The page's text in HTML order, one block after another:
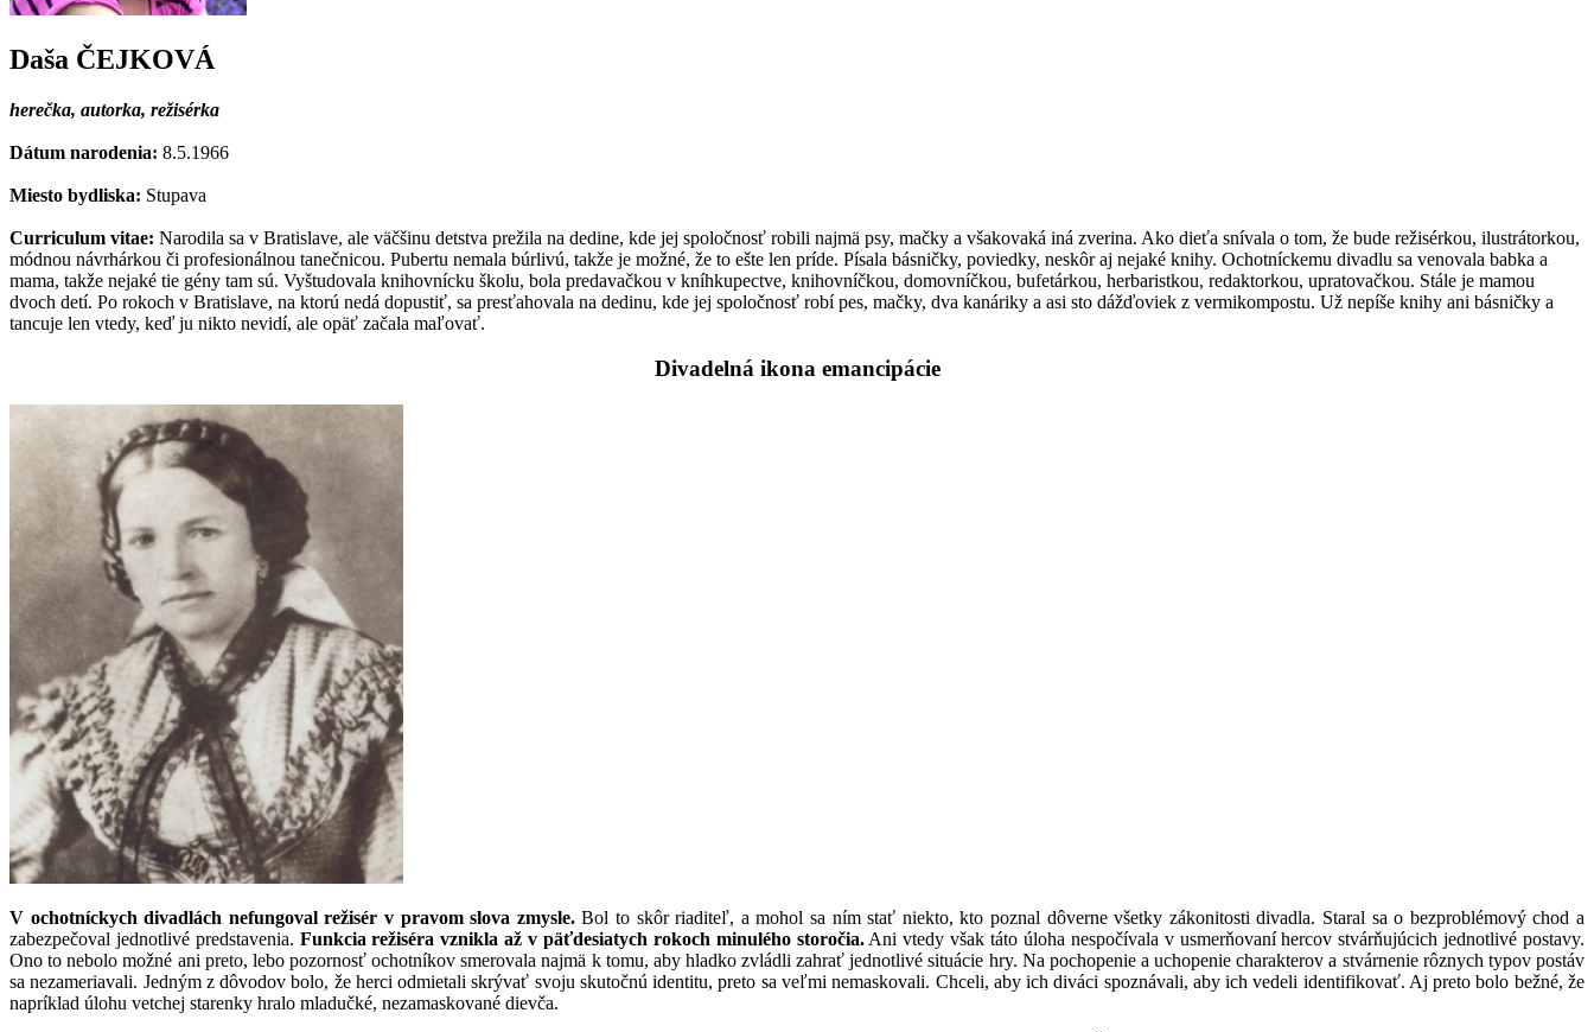
Daša ČEJKOVÁ
herečka, autorka, režisérka
Dátum narodenia: 8.5.1966
Miesto bydliska: Stupava
Curriculum vitae: Narodila sa v Bratislave, ale väčšinu detstva prežila na dedine, kde jej spoločnosť robili najmä psy, mačky a všakovaká iná zverina. Ako dieťa snívala o tom, že bude režisérkou, ilustrátorkou,
módnou návrhárkou či profesionálnou tanečnicou. Pubertu nemala búrlivú, takže je možné, že to ešte len príde. Písala básničky, poviedky, neskôr aj nejaké knihy. Ochotníckemu divadlu sa venovala babka a
mama, takže nejaké tie gény tam sú. Vyštudovala knihovnícku školu, bola predavačkou v kníhkupectve, knihovníčkou, domovníčkou, bufetárkou, herbaristkou, redaktorkou, upratovačkou. Stále je mamou
dvoch detí. Po rokoch v Bratislave, na ktorú nedá dopustiť, sa presťahovala na dedinu, kde jej spoločnosť robí pes, mačky, dva kanáriky a asi sto dážďoviek z vermikompostu. Už nepíše knihy ani básničky a
tancuje len vtedy, keď ju nikto nevidí, ale opäť začala maľovať.
Divadelná ikona emancipácie
V ochotníckych divadlách nefungoval režisér v pravom slova zmysle.Bol to skôr riaditeľ, a mohol sa ním stať niekto, kto poznal dôverne všetky zákonitosti divadla. Staral sa o bezproblémový chod a
zabezpečoval jednotlivé predstavenia. Funkcia režiséra vznikla až v päťdesiatych rokoch minulého storočia.Ani vtedy však táto úloha nespočívala v usmerňovaní hercov stvárňujúcich jednotlivé postavy.
Ono to nebolo možné ani preto, lebo pozornosť ochotníkov smerovala najmä k tomu, aby hladko zvládli zahrať jednotlivé situácie hry. Na pochopenie a uchopenie charakterov a stvárnenie rôznych typov postáv
sa nezameriavali. Jedným z dôvodov bolo, že herci odmietali skrývať svoju skutočnú identitu, preto sa veľmi nemaskovali. Chceli, aby ich diváci spoznávali, aby ich vedeli identifikovať. Aj preto bolo bežné, že
napríklad úlohu vetchej starenky hralo mladučké, nezamaskované dievča.